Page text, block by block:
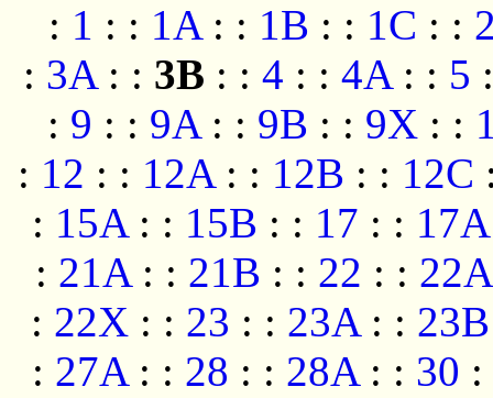
: 1 : : 1A: : 1B : : 1C : :
: 3A: : 3B : : 4 : : 4A: : 5 :
: 9 : : 9A: : 9B : : 9X : :
: 12 : : 12A: : 12B : : 12C
: 15A: : 15B : : 17 : : 17A
: 21A: : 21B : : 22 : : 22A
: 22X : : 23 : : 23A: : 23B
: 27A: : 28 : : 28A: : 30 :